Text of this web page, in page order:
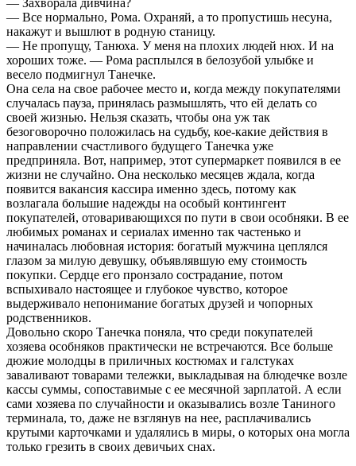
— Захворала дивчина?
— Все нормально, Рома. Охраняй, а то пропустишь несуна,
накажут и вышлют в родную станицу.
— Не пропущу, Танюха. У меня на плохих людей нюх. И на
хороших тоже. — Рома расплылся в белозубой улыбке и
весело подмигнул Танечке.
Она села на свое рабочее место и, когда между покупателями
случалась пауза, принялась размышлять, что ей делать со
своей жизнью. Нельзя сказать, чтобы она уж так
безоговорочно положилась на судьбу, кое-какие действия в
направлении счастливого будущего Танечка уже
предприняла. Вот, например, этот супермаркет появился в ее
жизни не случайно. Она несколько месяцев ждала, когда
появится вакансия кассира именно здесь, потому как
возлагала большие надежды на особый контингент
покупателей, отоваривающихся по пути в свои особняки. В ее
любимых романах и сериалах именно так частенько и
начиналась любовная история: богатый мужчина цеплялся
глазом за милую девушку, объявлявшую ему стоимость
покупки. Сердце его пронзало сострадание, потом
вспыхивало настоящее и глубокое чувство, которое
выдерживало непонимание богатых друзей и чопорных
родственников.
Довольно скоро Танечка поняла, что среди покупателей
хозяева особняков практически не встречаются. Все больше
дюжие молодцы в приличных костюмах и галстуках
заваливают товарами тележки, выкладывая на блюдечке возле
кассы суммы, сопоставимые с ее месячной зарплатой. А если
сами хозяева по случайности и оказывались возле Таниного
терминала, то, даже не взглянув на нее, расплачивались
крутыми карточками и удалялись в миры, о которых она могла
только грезить в своих девичьих снах.